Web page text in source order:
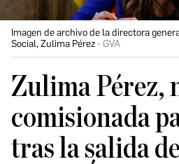
Imagen de archivo de la directora
Social, Zulima Pérez
GVA
Zulima Pérez,
comisionada
tras la salida